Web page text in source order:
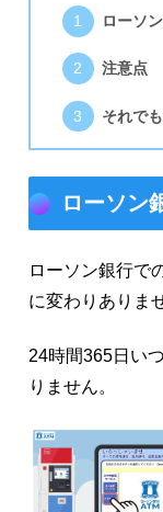
ローソ
注意点
それで
ローソン
ローソン銀行で
に変わりありま
24時間365日い
りません。